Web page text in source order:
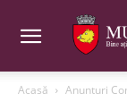
Acasă Anunturi